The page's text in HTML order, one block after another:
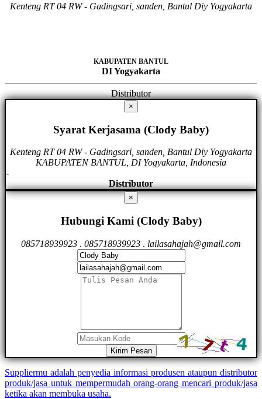
Kenteng RT 04 RW - Gadingsari, sanden, Bantul Diy Yogyakarta
KABUPATEN BANTUL
DI Yogyakarta
Distributor
×
Syarat Kerjasama (Clody Baby)
Kenteng RT 04 RW - Gadingsari, sanden, Bantul Diy Yogyakarta
KABUPATEN BANTUL, DI Yogyakarta, Indonesia
-
Distributor
×
Hubungi Kami (Clody Baby)
085718939923 . 085718939923 . lailasahajah@gmail.com
Kirim Pesan
Suppliermu adalah penyedia informasi produsen ataupun distributor
produk/jasa untuk mempermudah orang-orang mencari produk/jasa
ketika akan membuka usaha.